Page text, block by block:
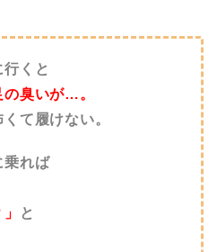
くと
の臭いが…。
て履けない。
乗れば
と